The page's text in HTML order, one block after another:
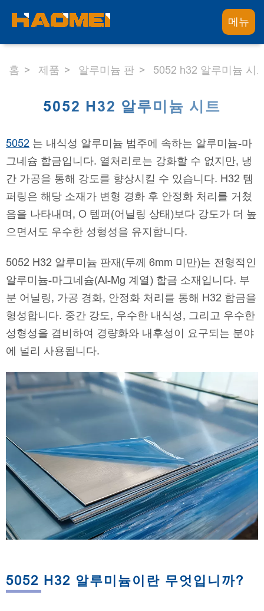
메뉴
홈 제품 알루미늄 판 5052 h32 알루미늄 시
5052 H32 알루미늄 시트
5052 는 내식성 알루미늄 범주에 속하는 알루미늄-마
그네슘 합금입니다. 열처리로는 강화할 수 없지만, 냉
간 가공을 통해 강도를 향상시킬 수 있습니다. H32 템
퍼링은 해당 소재가 변형 경화 후 안정화 처리를 거쳤
음을 나타내며, O 템퍼(어닐링 상태)보다 강도가 더 높
으면서도 우수한 성형성을 유지합니다.
5052 H32 알루미늄 판재(두께 6mm 미만)는 전형적인
알루미늄-마그네슘(Al-Mg 계열) 합금 소재입니다. 부
분 어닐링, 가공 경화, 안정화 처리를 통해 H32 합금을
형성합니다. 중간 강도, 우수한 내식성, 그리고 우수한
성형성을 겸비하여 경량화와 내후성이 요구되는 분야
에 널리 사용됩니다.
5052 H32 알루미늄이란 무엇입니까?